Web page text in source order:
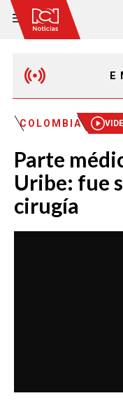
COLOMBIA
Parte
Uribe: fue
cirugía